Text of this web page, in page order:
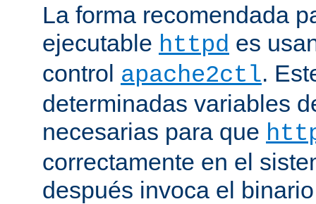
La forma recomendada
ejecutable httpd es
control apache2ctl.
determinadas variables
necesarias para que
correctamente en el
después invoca el